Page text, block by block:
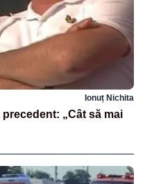
Ionuț Nichita
„Cât să mai